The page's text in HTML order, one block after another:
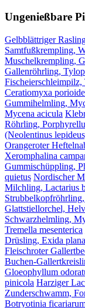
Ungenießbare
Gelbblättriger
Samtfußkrempling,
Muschelkrempling,
Gallenröhrling,
Ceratiomyxa
Gummihelmling,
Mycena acicula
Röhrling,
(Neolentinus
Orangeroter
Xeromphalina
Gummischüppling,
quietus Nordischer
Milchling, Lactarius
Glattstiellorchel,
Schwarzhelmling,
Tremella mesenterica
Drüsling, Exida plana
Fleischroter
Buchen-
Gloeophyllum
pinicola Harziger
Zunderschwamm,
Botryotinia